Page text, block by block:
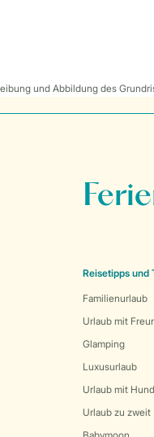
und Abbildung des
Reisetipps und
Familienurlaub
Urlaub mit
Glamping
Luxusurlaub
Urlaub mit Hund
Urlaub zu zweit